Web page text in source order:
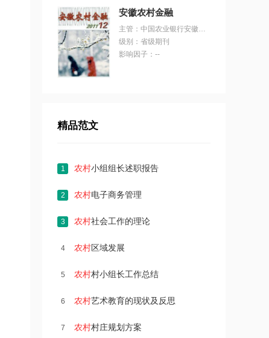
安徽农村金融
主管：中国农业银行安徽省分行;安徽省农村金融学会
级别：省级期刊
影响因子：--
精品范文
1 农村小组组长述职报告
2 农村电子商务管理
3 农村社会工作的理论
4 农村区域发展
5 农村村小组长工作总结
6 农村艺术教育的现状及反思
7 农村村庄规划方案